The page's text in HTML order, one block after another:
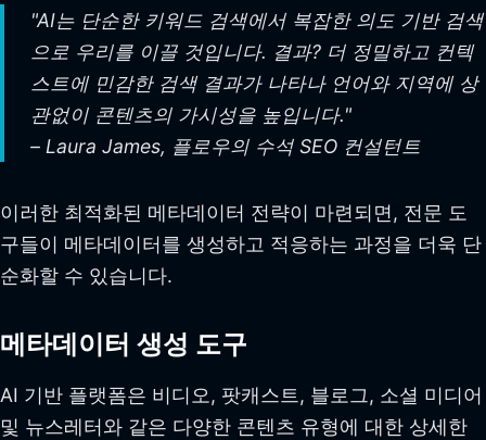
"AI는 단순한 키워드 검색에서 복잡한 의도 기반 검색
으로 우리를 이끌 것입니다. 결과? 더 정밀하고 컨텍
스트에 민감한 검색 결과가 나타나 언어와 지역에 상
관없이 콘텐츠의 가시성을 높입니다."
– Laura James, 플로우의 수석 SEO 컨설턴트
이러한 최적화된 메타데이터 전략이 마련되면, 전문 도
구들이 메타데이터를 생성하고 적응하는 과정을 더욱 단
순화할 수 있습니다.
메타데이터 생성 도구
AI 기반 플랫폼은 비디오, 팟캐스트, 블로그, 소셜 미디어
및 뉴스레터와 같은 다양한 콘텐츠 유형에 대한 상세한